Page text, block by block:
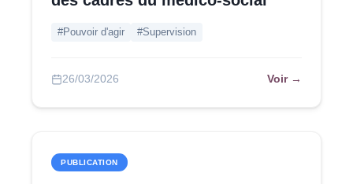
#Pouvoir d'agir #Supervision
26/03/2026 Voir →
PUBLICATION